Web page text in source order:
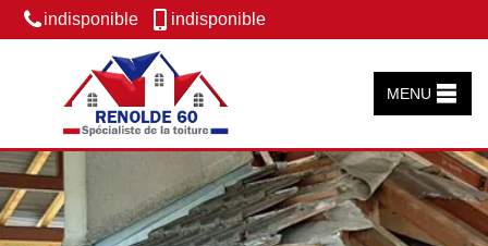
indisponible indisponible
MENU